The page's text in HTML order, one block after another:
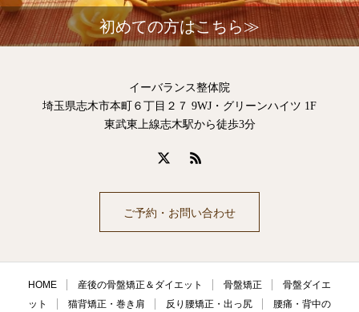
初めての方はこちら≫
イーバランス整体院
埼玉県志木市本町６丁目２７ 9WJ・グリーンハイツ 1F
東武東上線志木駅から徒歩3分
ご予約・お問い合わせ
HOME 産後の骨盤矯正＆ダイエット 骨盤矯正
骨盤ダイエ
ット
猫背矯正・巻き肩 反り腰矯正・出っ尻 腰痛・背中の